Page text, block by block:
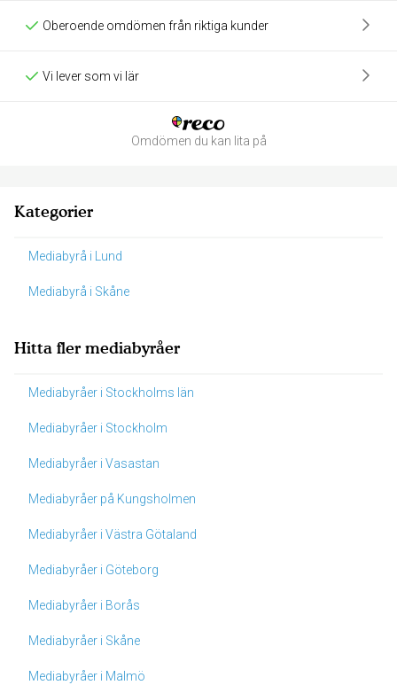
Oberoende omdömen från riktiga kunder
Vi lever som vi lär
Omdömen du kan lita på
Kategorier
Mediabyrå i Lund
Mediabyrå i Skåne
Hitta fler mediabyråer
Mediabyråer i Stockholms län
Mediabyråer i Stockholm
Mediabyråer i Vasastan
Mediabyråer på Kungsholmen
Mediabyråer i Västra Götaland
Mediabyråer i Göteborg
Mediabyråer i Borås
Mediabyråer i Skåne
Mediabyråer i Malmö